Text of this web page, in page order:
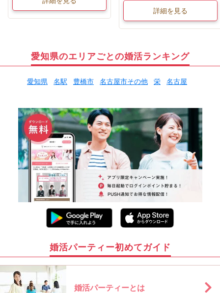
詳細を見る
愛知県のエリアごとの婚活ランキング
愛知県 名駅 豊橋市 名古屋市その他 栄 名古屋
婚活パーティー初めてガイド
婚活パーティーとは